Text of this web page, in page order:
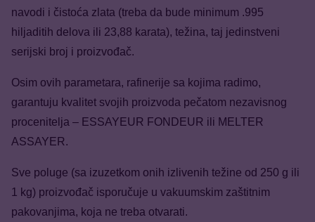
navodi i čistoća zlata (treba da bude minimum .995
hiljaditih delova ili 23,88 karata), težina, taj jedinstveni
serijski broj i proizvođač.
Osim ovih parametara, rafinerije sa kojima radimo,
garantuju kvalitet svojih proizvoda pečatom nezavisnog
procenitelja – ESSAYEUR FONDEUR ili MELTER
ASSAYER.
Sve poluge (sa izuzetkom onih izlivenih težine od 250 g ili
1 kg) proizvođač isporučuje u vakuumskim zaštitnim
pakovanjima, koja ne treba otvarati.